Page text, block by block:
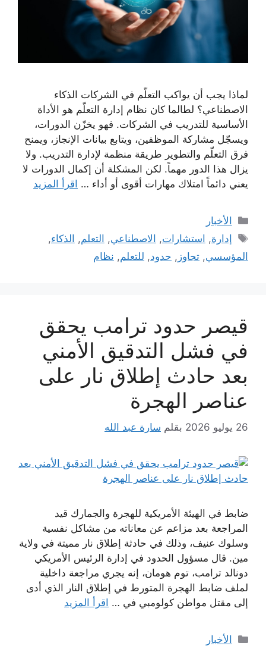
لماذا يجب أن يواكب التعلّم في الشركات الذكاء
الاصطناعي؟ لطالما كان نظام إدارة التعلّم هو الأداة
الأساسية للتدريب في الشركات. فهو يخزّن الدورات،
ويسجّل مشاركة الموظفين، ويتابع بيانات الإنجاز، ويمنح
فرق التعلّم والتطوير طريقة منظمة لإدارة التدريب. ولا
يزال هذا الدور مهماً. لكن المشكلة أن إكمال الدورات لا
يعني دائماً امتلاك مهارات أقوى أو أداء … اقرأ المزيد
التصنيفات
الأخبار
الوسوم
إدارة, استشارات, الاصطناعي, التعلم, الذكاء,
المؤسسي, تجاوز , حدود, للتعلم, نظام
قيصر حدود ترامب يحقق
في فشل التدقيق الأمني
بعد حادث إطلاق نار على
عناصر الهجرة
26 يوليو 2026 بقلم سارة عبد الله
ضابط في الهيئة الأمريكية للهجرة والجمارك قيد
المراجعة بعد مزاعم عن معاناته من مشاكل نفسية
وسلوك عنيف، وذلك في حادثة إطلاق نار مميتة في ولاية
مين. قال مسؤول الحدود في إدارة الرئيس الأمريكي
دونالد ترامب، توم هومان، إنه يجري مراجعة داخلية
لملف ضابط الهجرة المتورط في إطلاق النار الذي أدى
إلى مقتل مواطن كولومبي في … اقرأ المزيد
التصنيفات
الأخبار